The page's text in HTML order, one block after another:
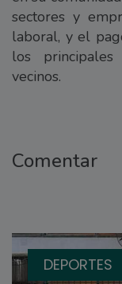
sectores y
laboral, y el
los
vecinos.
Comentar
DEPORTES